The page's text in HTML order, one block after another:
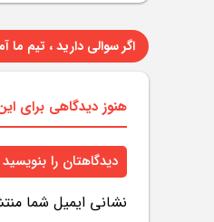
اگر سوالی دارید ، تیم
هنوز دیدگاهی برای
دیدگاهتان را بنویسید
نشانی ایمیل شما